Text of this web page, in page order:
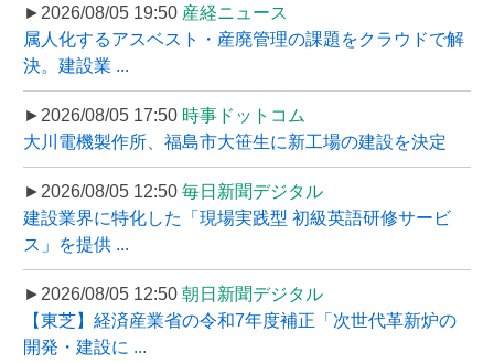
►2026/08/05 19:50 産経ニュース
属人化するアスベスト・産廃管理の課題をクラウドで解
決。建設業 ...
►2026/08/05 17:50 時事ドットコム
大川電機製作所、福島市大笹生に新工場の建設を決定
►2026/08/05 12:50 毎日新聞デジタル
建設業界に特化した「現場実践型 初級英語研修サービ
ス」を提供 ...
►2026/08/05 12:50 朝日新聞デジタル
【東芝】経済産業省の令和7年度補正「次世代革新炉の
開発・建設に ...